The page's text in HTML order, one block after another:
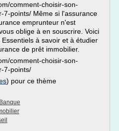
comment-choisir-son-
7-points/ Même si l'assurance
emprunteur n'est
oblige à en souscrire. Voici
à savoir et à étudier
de prêt immobilier.
comment-choisir-son-
7-points/
) pour ce thème